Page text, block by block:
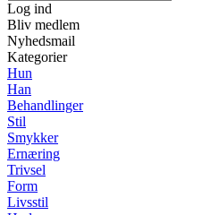
Log ind
Bliv medlem
Nyhedsmail
Kategorier
Hun
Han
Behandlinger
Stil
Smykker
Ernæring
Trivsel
Form
Livsstil